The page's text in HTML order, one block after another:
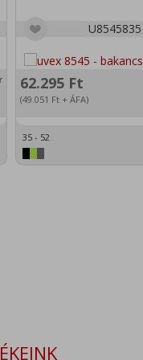
U8545835
62.295 Ft
(49.051 Ft+ ÁFA)
35 - 52